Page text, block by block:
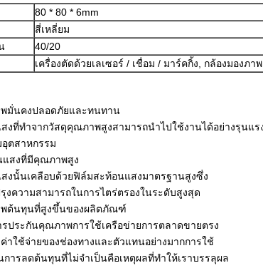
80 * 80 * 6mm
สี่เหลี่ยม
40/20
เครื่องตัดด้วยเลเซอร์ / เชื่อม / มาร์คกิ้ง, กล้องมองภา
มั่นคงปลอดภัยและทนทาน
งที่ทำจากวัสดุคุณภาพสูงสามารถนำไปใช้งานได้อย่างรุนแร
ตสาหกรรม
แสงที่มีคุณภาพสูง
งนั้นเคลือบด้วยฟิล์มสะท้อนแสงมาตรฐานสูงซึ่ง
งความสามารถในการไตร่ตรองในระดับสูงสุด
พต้นทุนที่สูงขึ้นของผลิตภัณฑ์
ประกันคุณภาพการใช้เครือข่ายการตลาดขายตรง
าใช้จ่ายของช่องทางและตัวแทนอย่างมากการใช้
การลดต้นทุนที่ไม่จำเป็นคือเหตุผลที่ทำให้เราบรรลุผล